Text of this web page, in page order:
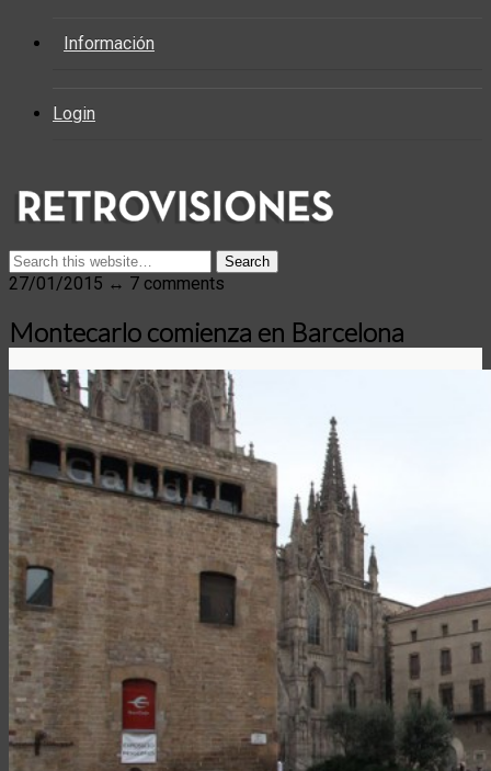
Información
Login
27/01/2015 ↔ 7 comments
Montecarlo comienza en Barcelona